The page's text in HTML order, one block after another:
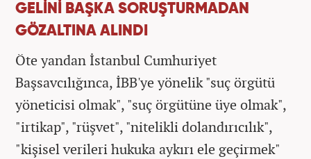
GELİNİ BAŞKA SORUŞTURMADAN
GÖZALTINA ALINDI
Öte yandan İstanbul Cumhuriyet
Başsavcılığınca, İBB'ye yönelik "suç örgütü
yöneticisi olmak", "suç örgütüne üye olmak",
"irtikap", "rüşvet", "nitelikli dolandırıcılık",
"kişisel verileri hukuka aykırı ele geçirmek"